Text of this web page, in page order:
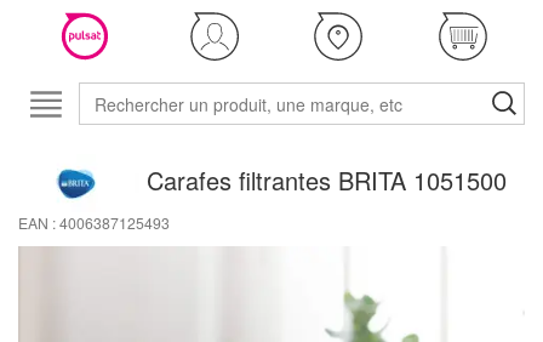
Carafes filtrantes BRITA 1051500
EAN : 4006387125493